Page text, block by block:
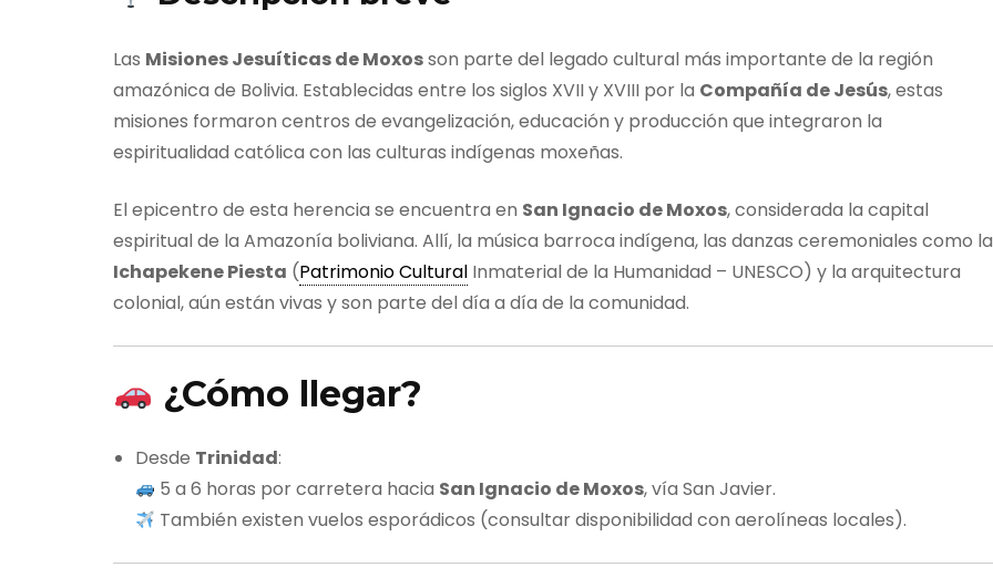
Las Misiones Jesuíticas de Moxosson parte del legado cultural más importante de la región
amazónica de Bolivia. Establecidas entre los siglos XVII y XVIII por la Compañía de Jesús, estas
misiones formaron centros de evangelización, educación y producción que integraron la
espiritualidad católica con las culturas indígenas moxeñas.
El epicentro de esta herencia se encuentra en San Ignacio de Moxos, considerada la capital
espiritual de la Amazonía boliviana. Allí, la música barroca indígena, las danzas ceremoniales como la
Ichapekene Piesta (Patrimonio Cultural Inmaterial de la Humanidad – UNESCO) y la arquitectura
colonial, aún están vivas y son parte del día a día de la comunidad.
¿Cómo llegar?
Desde Trinidad:
5 a 6 horas por carretera hacia San Ignacio de Moxos, vía San Javier.
También existen vuelos esporádicos (consultar disponibilidad con aerolíneas locales).